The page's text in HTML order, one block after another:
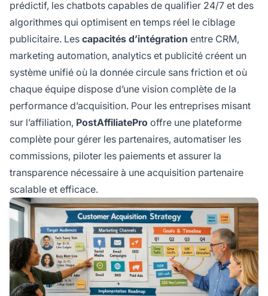
prédictif, les chatbots capables de qualifier 24/7 et des
algorithmes qui optimisent en temps réel le ciblage
publicitaire. Les capacités d’intégration entre CRM,
marketing automation, analytics et publicité créent un
système unifié où la donnée circule sans friction et où
chaque équipe dispose d’une vision complète de la
performance d’acquisition. Pour les entreprises misant
sur l’affiliation, PostAffiliatePro offre une plateforme
complète pour gérer les partenaires, automatiser les
commissions, piloter les paiements et assurer la
transparence nécessaire à une acquisition partenaire
scalable et efficace.